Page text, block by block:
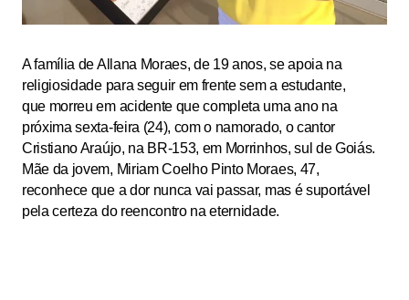
A família de Allana Moraes, de 19 anos, se apoia na
religiosidade para seguir em frente sem a estudante,
que morreu em acidente que completa uma ano na
próxima sexta-feira (24), com o namorado, o cantor
Cristiano Araújo, na BR-153, em Morrinhos, sul de Goiás.
Mãe da jovem, Miriam Coelho Pinto Moraes, 47,
reconhece que a dor nunca vai passar, mas é suportável
pela certeza do reencontro na eternidade.